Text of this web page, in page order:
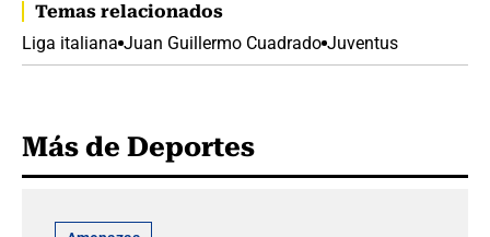
Temas relacionados
Liga italiana Juan Guillermo Cuadrado Juventus
Más de Deportes